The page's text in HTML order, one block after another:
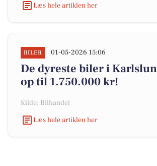
Læs hele artiklen her
BILER 01-05-2026 15:06
De dyreste biler i
op til 1.750.000 kr!
Kilde: Bilhandel
Læs hele artiklen her